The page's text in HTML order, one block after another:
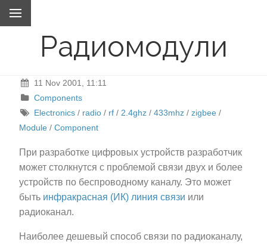
Радиомодули
11 Nov 2001, 11:11
Components
Electronics / radio / rf / 2.4ghz /433mhz /zigbee /
Module / Component
При разработке цифровых устройств разработчик
может столкнутся с проблемой связи двух и более
устройств по беспроводному каналу. Это может
быть инфракрасная (ИК) линия связи или
радиоканал.
Наиболее дешевый способ связи по радиоканалу,